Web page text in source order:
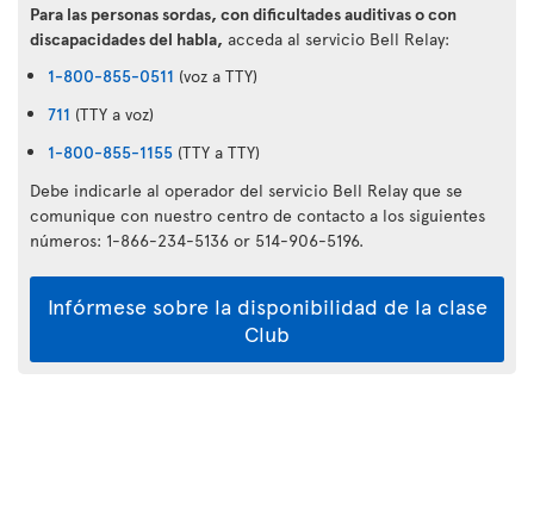
Para las personas sordas, con dificultades auditivas o con
discapacidades del habla, acceda al servicio Bell Relay:
1-800-855-0511 (voz a TTY)
711 (TTY a voz)
1-800-855-1155 (TTY a TTY)
Debe indicarle al operador del servicio Bell Relay que se
comunique con nuestro centro de contacto a los siguientes
números: 1-866-234-5136 or 514-906-5196.
Infórmese sobre la disponibilidad de la clase
Club